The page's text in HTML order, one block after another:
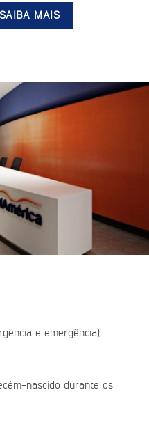
SAIBA MAIS
e emergência);
nascido durante os